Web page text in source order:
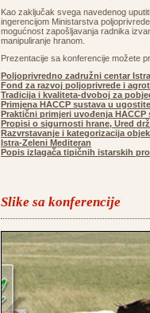
Kao zaključak svega navedenog
ingerencijom Ministarstva
mogućnost zapošljavanja radnika
manipuliranje hranom.
Prezentacije sa konferencije možete
Poljoprivredno zadružni centar Istra
Fond za razvoj poljoprivrede i
Tradicija i kvaliteta-dvoboj za
Primjena HACCP sustava u
Praktični primjeri uvođenja
Propisi o sigurnosti hrane, Ured
Razvrstavanje i kategorizacija
Istra-Zeleni Mediteran
Popis izlagača tipičnih istarskih
Slike sa konferencije